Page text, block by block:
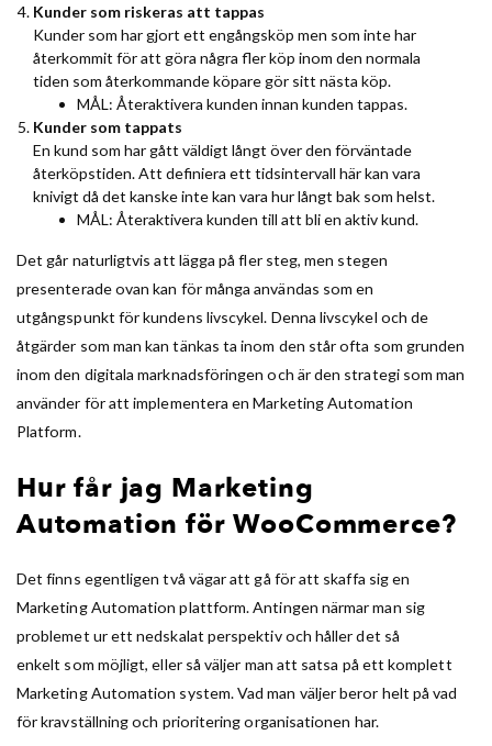
Kunder som riskeras att tappas
Kunder som har gjort ett engångsköp men som inte har
återkommit för att göra några fler köp inom den normala
tiden som återkommande köpare gör sitt nästa köp.
MÅL: Återaktivera kunden innan kunden tappas.
Kunder som tappats
En kund som har gått väldigt långt över den förväntade
återköpstiden. Att definiera ett tidsintervall här kan vara
knivigt då det kanske inte kan vara hur långt bak som helst.
MÅL: Återaktivera kunden till att bli en aktiv kund.
Det går naturligtvis att lägga på fler steg, men stegen
presenterade ovan kan för många användas som en
utgångspunkt för kundens livscykel. Denna livscykel och de
åtgärder som man kan tänkas ta inom den står ofta som grunden
inom den digitala marknadsföringen och är den strategi som man
använder för att implementera en Marketing Automation
Platform.
Hur får jag Marketing
Automation för WooCommerce?
Det finns egentligen två vägar att gå för att skaffa sig en
Marketing Automation plattform. Antingen närmar man sig
problemet ur ett nedskalat perspektiv och håller det så
enkelt som möjligt, eller så väljer man att satsa på ett komplett
Marketing Automation system. Vad man väljer beror helt på vad
för kravställning och prioritering organisationen har.